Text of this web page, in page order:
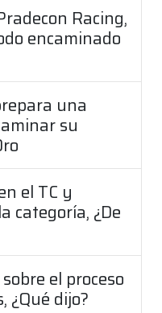
Racing,
encaminado
una
su
el TC y
categoría, ¿De
el proceso
¿Qué dijo?